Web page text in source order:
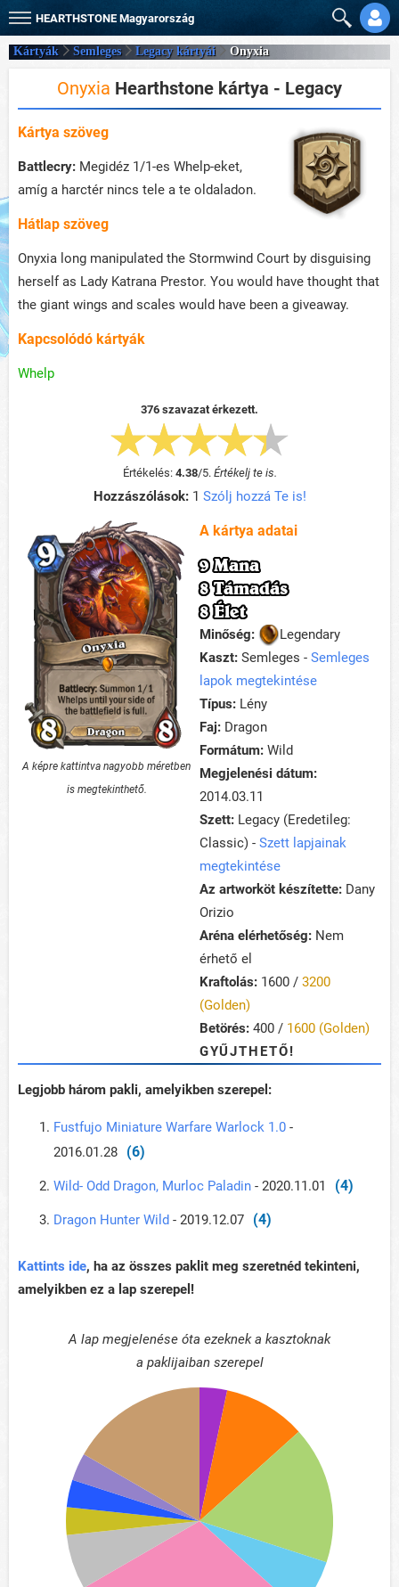
HEARTHSTONE Magyarország
Kártyák Semleges Legacy kártyái Onyxia
Onyxia Hearthstone kártya - Legacy
Kártya szöveg
Battlecry: Megidéz 1/1-es Whelp-eket,
amíg a harctér nincs tele a te oldaladon.
Hátlap szöveg
Onyxia long manipulated the Stormwind Court by disguising
herself as Lady Katrana Prestor. You would have thought that
the giant wings and scales would have been a giveaway.
Kapcsolódó kártyák
Whelp
376 szavazat érkezett.
Értékelés: 4.38/5. Értékelj te is.
Hozzászólások:1 Szólj hozzá Te is!
A képre kattintva nagyobb méretben
is megtekinthető.
A kártya adatai
9 Mana
8 Támadás
8 Élet
Minőség:
Legendary
Kaszt: Semleges - Semleges
lapok megtekintése
Típus: Lény
Faj: Dragon
Formátum: Wild
Megjelenési dátum:
2014.03.11
Szett: Legacy (Eredetileg:
Classic) - Szett lapjainak
megtekintése
Az artworköt készítette: Dany
Orizio
Aréna elérhetőség: Nem
érhető el
Kraftolás: 1600 / 3200
(Golden)
Betörés: 400 / 1600 (Golden)
GYŰJTHETŐ!
Legjobb három pakli, amelyikben szerepel:
Fustfujo Miniature Warfare Warlock 1.0 -
2016.01.28
(6)
Wild- Odd Dragon, Murloc Paladin - 2020.11.01 (4)
Dragon Hunter Wild - 2019.12.07 (4)
Kattints ide, ha az összes paklit meg szeretnéd tekinteni,
amelyikben ez a lap szerepel!
A lap megjelenése óta ezeknek a kasztoknak
a paklijaiban szerepel